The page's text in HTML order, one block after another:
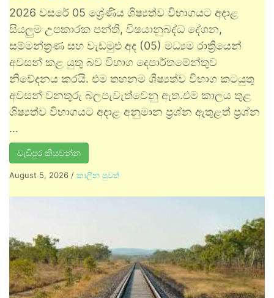
2026 වසරේ 05 ශ්‍රේණිය ශිෂ්‍යත්ව විභාගයට අදාළ
සියලුම උපකාරක පන්ති, විෂයානුබද්ධ දේශන,
සම්මන්ත්‍රණ සහ වැඩමුළු අද (05) මධ්‍යම රාත්‍රියෙන්
අවසන් කළ යුතු බව විභාග දෙපාර්තමේන්තුව
නිවේදනය කරයි. එම තහනම ශිෂ්‍යත්ව විභාග කටයුතු
අවසන් වනතුරු බලපැවැත්වෙනු ඇත.එම කාලය තුළ
ශිෂ්‍යත්ව විභාගයට අදාළ අනුමාන ප්‍රශ්න ඇතුළත් ප්‍රශ්න
…
වැඩිපුර කියවන්න
August 5, 2026 / කාලීන පුවත්